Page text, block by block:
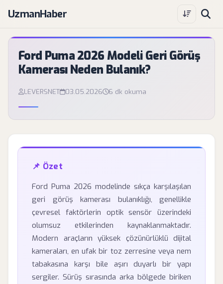
UzmanHaber
Ford Puma 2026 Modeli Geri Görüş
Kamerası Neden Bulanık?
LEVERSNET 03.05.2026 6 dk okuma
📌 Özet
Ford Puma 2026 modelinde sıkça karşılaşılan
geri görüş kamerası bulanıklığı, genellikle
çevresel faktörlerin optik sensör üzerindeki
olumsuz etkilerinden kaynaklanmaktadır.
Modern araçların yüksek çözünürlüklü dijital
kameraları, en ufak bir toz zerresine veya nem
tabakasına karşı bile aşırı duyarlı bir yapı
sergiler. Sürüş sırasında arka bölgede biriken